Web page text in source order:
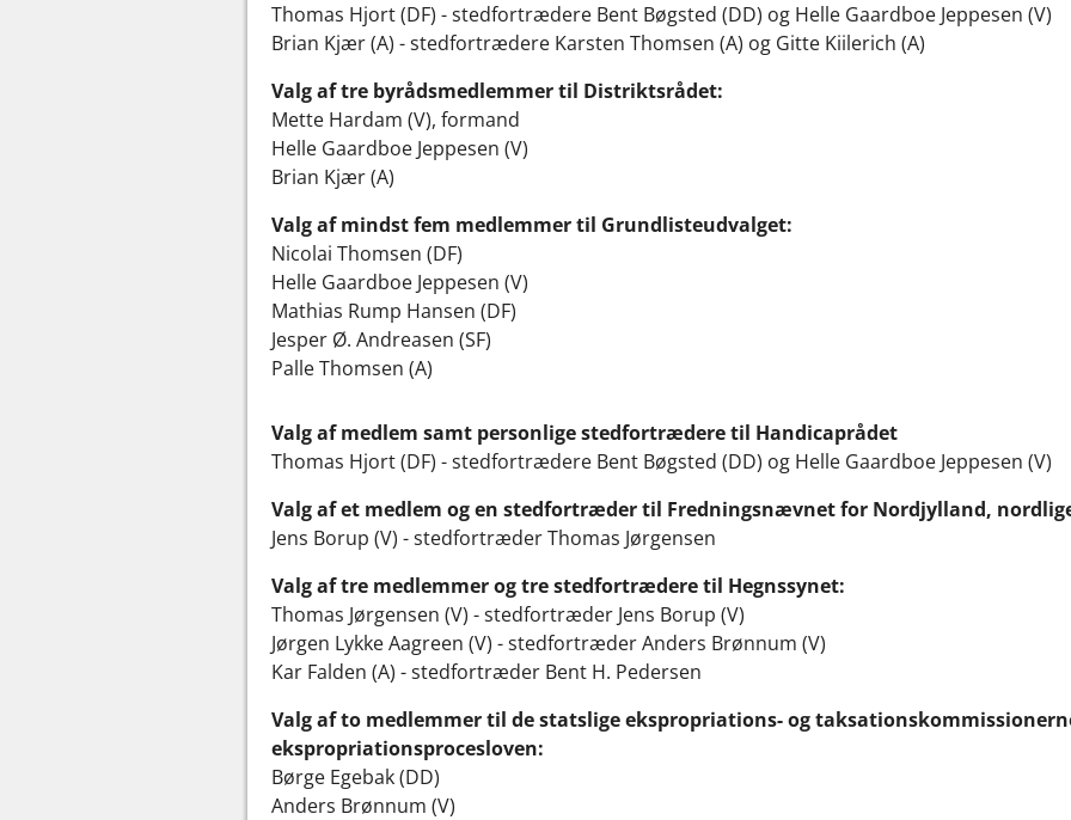
Thomas Hjort (DF) - stedfortrædere Bent Bøgsted (DD) og Helle Gaardboe Jeppesen (V)
Brian Kjær (A) - stedfortrædere Karsten Thomsen (A) og Gitte Kiilerich (A)
Valg af tre byrådsmedlemmer til Distriktsrådet:
Mette Hardam (V), formand
Helle Gaardboe Jeppesen (V)
Brian Kjær (A)
Valg af mindst fem medlemmer til Grundlisteudvalget:
Nicolai Thomsen (DF)
Helle Gaardboe Jeppesen (V)
Mathias Rump Hansen (DF)
Jesper Ø. Andreasen (SF)
Palle Thomsen (A)
Valg af medlem samt personlige stedfortrædere til Handicaprådet
Thomas Hjort (DF) - stedfortrædere Bent Bøgsted (DD) og Helle Gaardboe Jeppesen (V)
Valg af et medlem og en stedfortræder til Fredningsnævnet for Nordjylland,
Jens Borup (V) - stedfortræder Thomas Jørgensen
Valg af tre medlemmer og tre stedfortrædere til Hegnssynet:
Thomas Jørgensen (V) - stedfortræder Jens Borup (V)
Jørgen Lykke Aagreen (V) - stedfortræder Anders Brønnum (V)
Kar Falden (A) - stedfortræder Bent H. Pedersen
Valg af to medlemmer til de statslige ekspropriations- og
ekspropriationsprocesloven:
Børge Egebak (DD)
Anders Brønnum (V)